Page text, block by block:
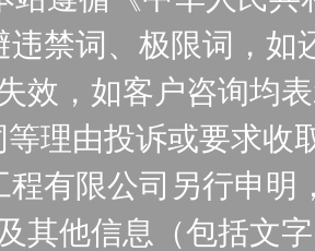
违禁词、极限词，
效，如客户咨询均
理由投诉或要求收
程有限公司另行申
其他信息（包括文